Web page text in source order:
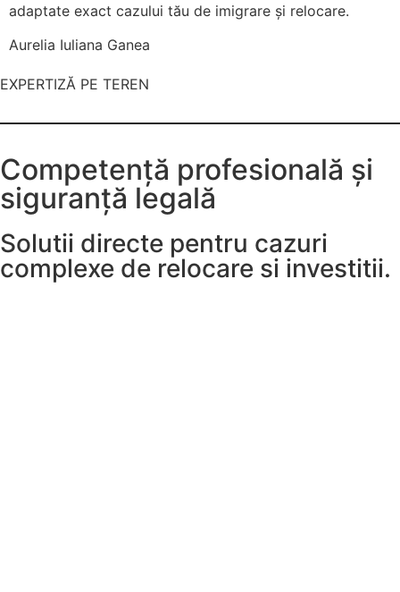
adaptate exact cazului tău de imigrare și relocare.
Aurelia Iuliana Ganea
EXPERTIZĂ PE TEREN
Competență profesională și
siguranță legală
Solutii directe pentru cazuri
complexe de relocare si investitii.